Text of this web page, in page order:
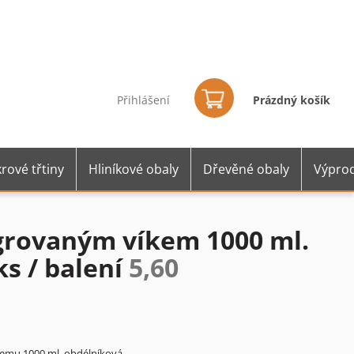
Přihlášení
košík
Prázdný košík
třtiny Hliníkové obaly Dřevěné obaly
víkem 1000 ml.
/ balení5,60